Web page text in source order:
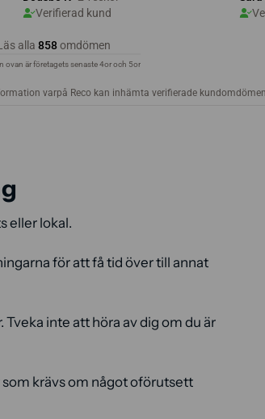
eller lokal.
för att få tid över till annat
inte att höra av dig om du är
som krävs om något oförutsett